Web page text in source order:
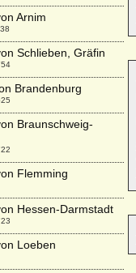
Arnim
Schlieben, Gräfin
Brandenburg
Braunschweig-
Flemming
Hessen-Darmstadt
Loeben